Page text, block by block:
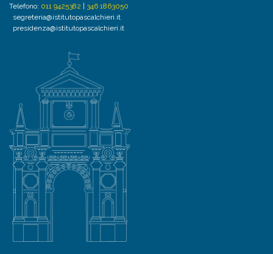
Telefono: 011 9425382 | 346 1863050
segreteria@istitutopascalchieri.it
presidenza@istitutopascalchieri.it